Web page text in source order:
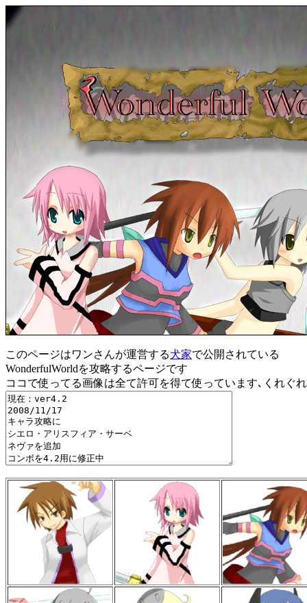
このページはワンさんが運営する犬家で公開されている
WonderfulWorldを攻略するページです
ココで使ってる画像は全て許可を得て使っています､くれぐ